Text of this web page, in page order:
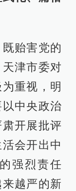
贻害党的
津市委对
重视，明
中央政治
开展批评
会开出中
强烈责任
越严的新